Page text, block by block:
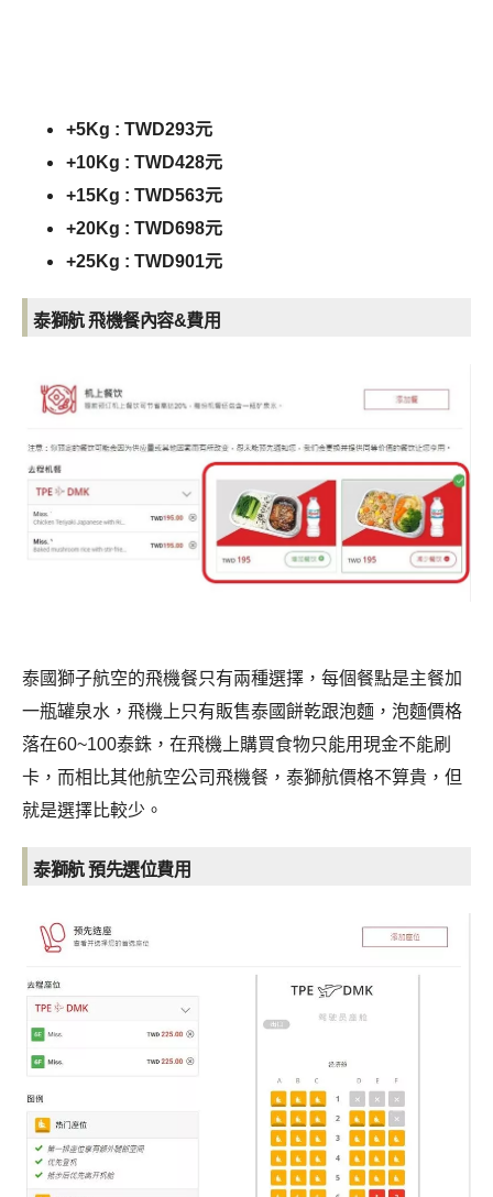
+5Kg : TWD293元
+10Kg : TWD428元
+15Kg : TWD563元
+20Kg : TWD698元
+25Kg : TWD901元
泰獅航 飛機餐內容&費用
泰國獅子航空的飛機餐只有兩種選擇，每個餐點是主餐加
一瓶罐泉水，飛機上只有販售泰國餅乾跟泡麵，泡麵價格
落在60~100泰銖，在飛機上購買食物只能用現金不能刷
卡，而相比其他航空公司飛機餐，泰獅航價格不算貴，但
就是選擇比較少。
泰獅航 預先選位費用